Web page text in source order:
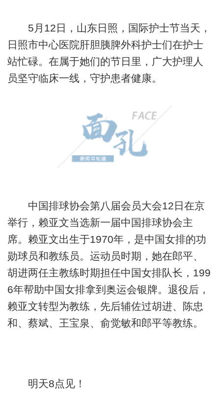
5月12日，山东日照，国际护士节当天，
日照市中心医院肝胆胰脾外科护士们在护士
站忙碌。在属于她们的节日里，广大护理人
员坚守临床一线，守护患者健康。
中国排球协会第八届会员大会12日在京
举行，赖亚文当选新一届中国排球协会主
席。赖亚文出生于1970年，是中国女排的功
勋球员和教练员。运动员时期，她在郎平、
胡进两任主教练时期担任中国女排队长，199
6年帮助中国女排拿到奥运会银牌。退役后，
赖亚文转型为教练，先后辅佐过胡进、陈忠
和、蔡斌、王宝泉、俞觉敏和郎平等教练。
明天8点见！